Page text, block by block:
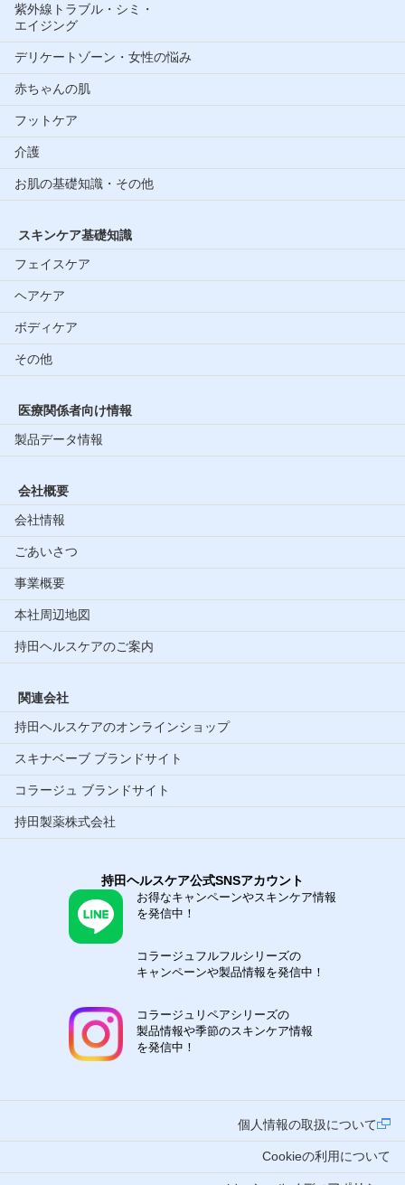
紫外線トラブル・シミ・
エイジング
デリケートゾーン・女性の悩み
赤ちゃんの肌
フットケア
介護
お肌の基礎知識・その他
スキンケア基礎知識
フェイスケア
ヘアケア
ボディケア
その他
医療関係者向け情報
製品データ情報
会社概要
会社情報
ごあいさつ
事業概要
本社周辺地図
持田ヘルスケアのご案内
関連会社
持田ヘルスケアのオンラインショップ
スキナベーブ ブランドサイト
コラージュ ブランドサイト
持田製薬株式会社
持田ヘルスケア公式SNSアカウント
お得なキャンペーンやスキンケア情報
を発信中！
コラージュフルフルシリーズの
キャンペーンや製品情報を発信中！
コラージュリペアシリーズの
製品情報や季節のスキンケア情報
を発信中！
個人情報の取扱について
Cookieの利用について